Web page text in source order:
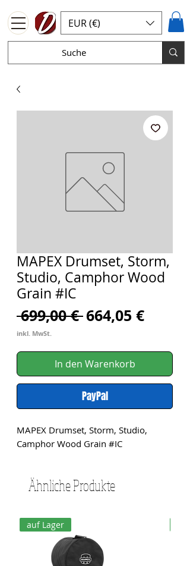
EUR (€)
MAPEX Drumset, Storm,
Studio, Camphor Wood
Grain #IC
699,00 € Standardpreis
664,05 €Sale-
inkl. MwSt.
In den Warenkorb
PayPal
MAPEX Drumset, Storm, Studio,
Camphor Wood Grain #IC
Ähnliche Produkte
auf Lager